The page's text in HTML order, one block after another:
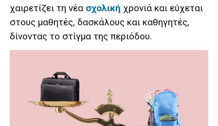
χαιρετίζει τη νέα σχολική χρονιά και εύχεται
στους μαθητές, δασκάλους και καθηγητές,
δίνοντας το στίγμα της περιόδου.